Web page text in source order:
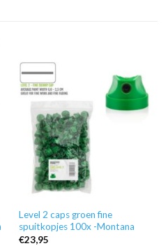
Level 2 caps groen fine
spuitkopjes 100x -Montana
€23,95